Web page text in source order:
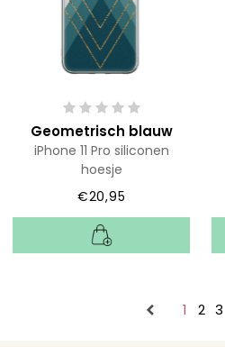
Geometrisch blauw
iPhone 11 Pro siliconen
hoesje
€20,95
1 2 3